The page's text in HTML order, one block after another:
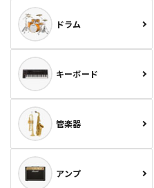
ドラム
キーボード
管楽器
アンプ